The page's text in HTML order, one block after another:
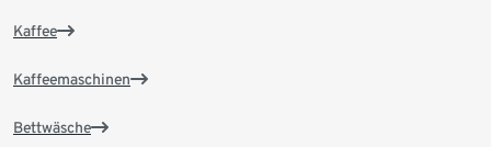
Kaffee
Kaffeemaschinen
Bettwäsche